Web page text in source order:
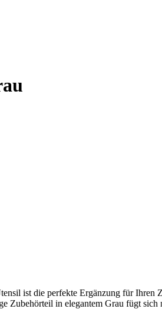
ist die perfekte Ergänzung für Ihren
Zubehörteil in elegantem Grau fügt sich